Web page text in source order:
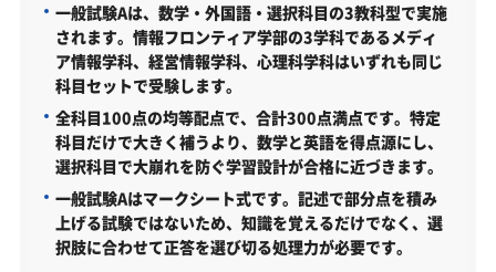
あなたにピッタリ合った「金沢工業大学情報フロン
ティア学部対策のオーダーメイドカリキュラム」か
ら得られる成果とは？
カリキュラムや料金についてお気軽にご相談くださ
い
金沢工業大学情報フロンティア学部の総合型選抜入
試対策も万全
金沢工業大学情報フロンティア学部総合型選抜入試の主
な対策内容
一般試験Aは、数学・外国語・選択科目の3教科型で実施
されます。情報フロンティア学部の3学科であるメディ
ア情報学科、経営情報学科、心理科学科はいずれも同じ
科目セットで受験します。
全科目100点の均等配点で、合計300点満点です。特定
科目だけで大きく補うより、数学と英語を得点源にし、
選択科目で大崩れを防ぐ学習設計が合格に近づきます。
一般試験Aはマークシート式です。記述で部分点を積み
上げる試験ではないため、知識を覚えるだけでなく、選
択肢に合わせて正答を選び切る処理力が必要です。